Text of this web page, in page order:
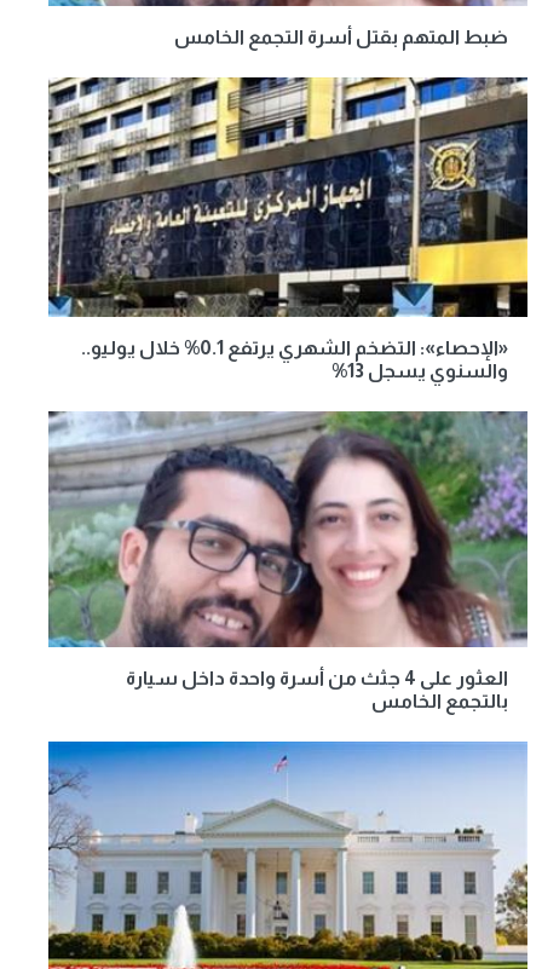
ضبط المتهم بقتل أسرة التجمع الخامس
«الإحصاء»: التضخم الشهري يرتفع 0.1% خلال يوليو..
والسنوي يسجل 13%
العثور على 4 جثث من أسرة واحدة داخل سيارة
بالتجمع الخامس